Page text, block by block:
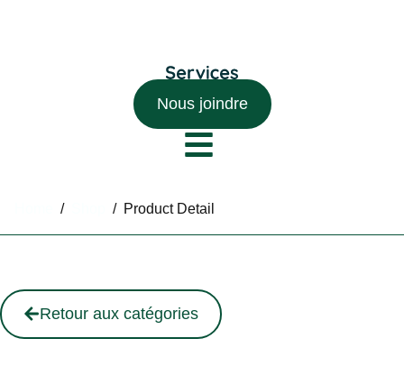
Nous joindre
/ / Product Detail
Retour aux catégories